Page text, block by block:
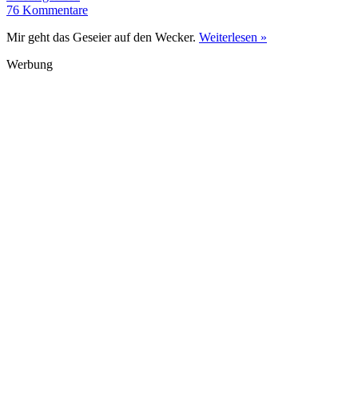
76 Kommentare
Mir geht das Geseier auf den Wecker. Weiterlesen »
Werbung